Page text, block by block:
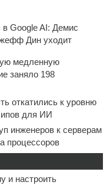
в Google AI: Демис
Дин уходит
медленную
заняло 198
откатились к уровню
для ИИ
инженеров к серверам
процессоров
и настроить